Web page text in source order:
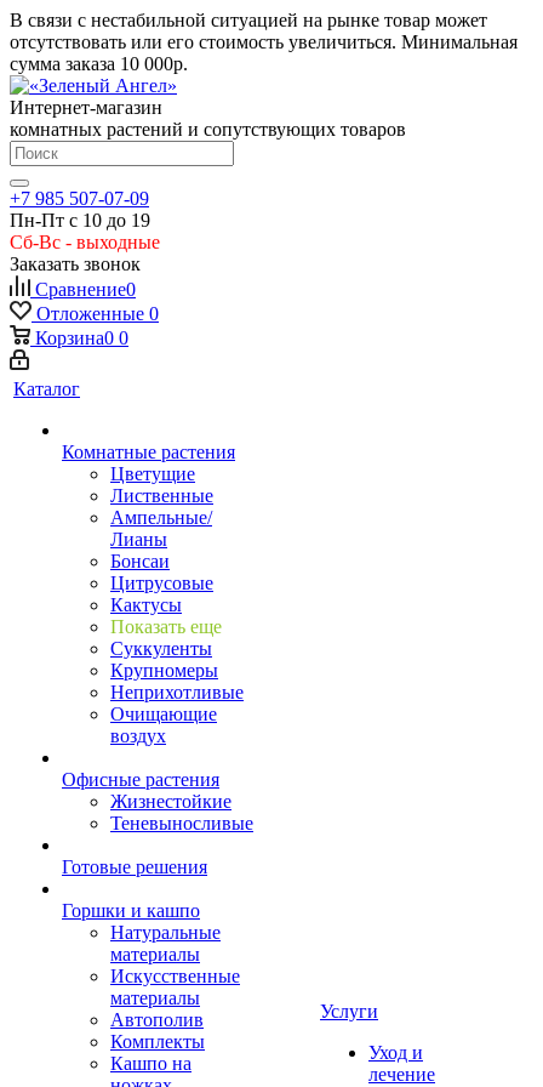
В связи с нестабильной ситуацией на рынке товар может
отсутствовать или его стоимость увеличиться. Минимальная
сумма заказа 10 000р.
Интернет-магазин
комнатных растений и сопутствующих товаров
+7 985 507-07-09
Пн-Пт с 10 до 19
Сб-Вс - выходные
Заказать звонок
Сравнение0
Отложенные 0
Корзина0 0
Каталог
Комнатные растения
Цветущие
Лиственные
Ампельные/
Лианы
Бонсаи
Цитрусовые
Кактусы
Показать еще
Суккуленты
Крупномеры
Неприхотливые
Очищающие
воздух
Офисные растения
Жизнестойкие
Теневыносливые
Готовые решения
Горшки и кашпо
Натуральные
материалы
Искусственные
материалы
Автополив
Комплекты
Кашпо на
Услуги
Уход и
лечение